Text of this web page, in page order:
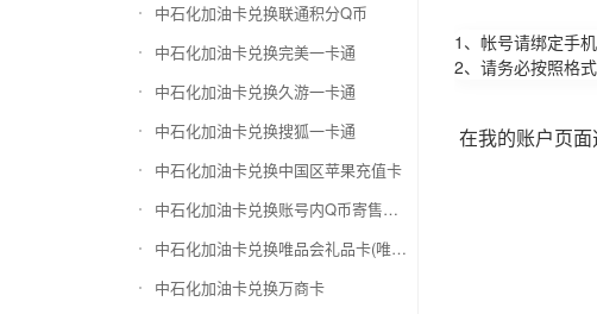
中石化加油卡兑换联通积分Q币
中石化加油卡兑换完美一卡通
中石化加油卡兑换久游一卡通
中石化加油卡兑换搜狐一卡通
中石化加油卡兑换中国区苹果充值卡
中石化加油卡兑换账号内Q币寄售（维护中）
中石化加油卡兑换唯品会礼品卡(唯品卡)
中石化加油卡兑换万商卡
1、帐号请绑定手
2、请务必按照格
在我的账户页